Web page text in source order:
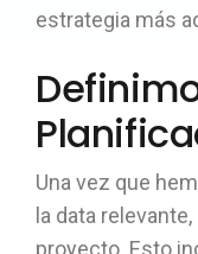
estrategia más
Una vez que
la data
proyecto. Esto